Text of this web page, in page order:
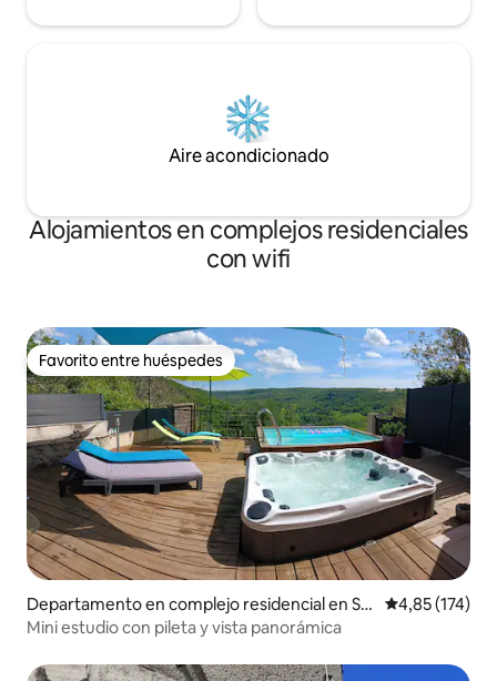
Aire acondicionado
Alojamientos en complejos residenciales
con wifi
Favorito entre huéspedes
Favorito entre huéspedes
Departamento en complejo residencial en Sall
es-la-Source
Calificación
4,85 (174)
Mini estudio con pileta y vista panorámica